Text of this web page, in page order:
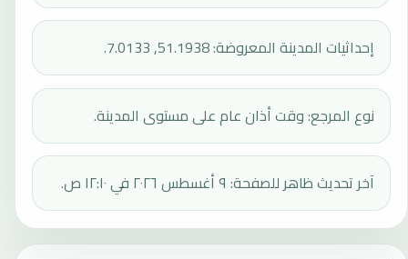
إحداثيات المدينة المعروضة: 51.1938, 7.0133.
نوع المرجع: وقت أذان عام على مستوى المدينة.
آخر تحديث ظاهر للصفحة: ٩ أغسطس ٢٠٢٦ في ١٢:١٠ ص.